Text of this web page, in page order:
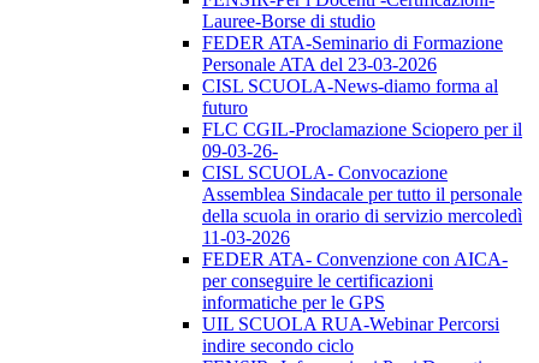
Lauree-Borse di studio
FEDER ATA-Seminario di Formazione
Personale ATA del 23-03-2026
CISL SCUOLA-News-diamo forma al
futuro
FLC CGIL-Proclamazione Sciopero per il
09-03-26-
CISL SCUOLA- Convocazione
Assemblea Sindacale per tutto il personale
della scuola in orario di servizio mercoledì
11-03-2026
FEDER ATA- Convenzione con AICA-
per conseguire le certificazioni
informatiche per le GPS
UIL SCUOLA RUA-Webinar Percorsi
indire secondo ciclo